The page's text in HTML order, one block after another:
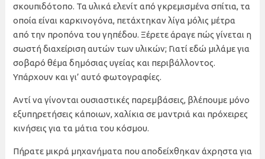
σκουπιδότοπο. Τα υλικά ελενίτ από γκρεμισμένα σπίτια, τα
οποία είναι καρκινογόνα, πετάχτηκαν λίγα μόλις μέτρα
από την προπόνα του γηπέδου. Ξέρετε άραγε πώς γίνεται η
σωστή διαχείριση αυτών των υλικών; Γιατί εδώ μιλάμε για
σοβαρό θέμα δημόσιας υγείας και περιβάλλοντος.
Υπάρχουν και γι’ αυτό φωτογραφίες.
Αντί να γίνονται ουσιαστικές παρεμβάσεις, βλέπουμε μόνο
εξυπηρετήσεις κάποιων, χαλίκια σε μαντριά και πρόχειρες
κινήσεις για τα μάτια του κόσμου.
Πήρατε μικρά μηχανήματα που αποδείχθηκαν άχρηστα για